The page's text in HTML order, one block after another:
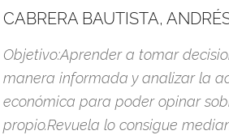
CABRERA BAUTISTA,
Objetivo:Aprender a tomar
manera informada y analizar la
económica para poder opinar
propio.Revuela lo consigue